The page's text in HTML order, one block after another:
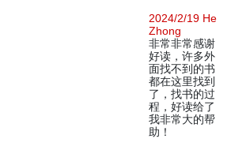
2024/2/19 He
Zhong
非常非常感谢
好读，许多外
面找不到的书
都在这里找到
了，找书的过
程，好读给了
我非常大的帮
助！